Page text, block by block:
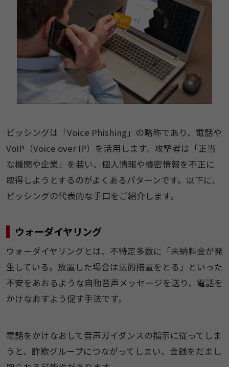
ビッシングは「Voice Phishing」の略称であり、電話や
VoIP（Voice over IP）を活用します。攻撃者は「正当
な機関や企業」を装い、個人情報や機密情報を不正に
取得しようとするのがよくあるパターンです。以下に、
ビッシングの代表的な手口をご紹介します。
ウォーダイヤリング
ウォーダイヤリングとは、不特定多数に「未納料金が発
生している。放置した場合は法的措置をとる」といった
不安をあおるような自動音声メッセージを送り、電話を
かけなおすよう促す手法です。
電話をかけなおして音声ガイダンスの指示に従ってしま
うと、詐欺グループにつながってしまい、金銭をだまし